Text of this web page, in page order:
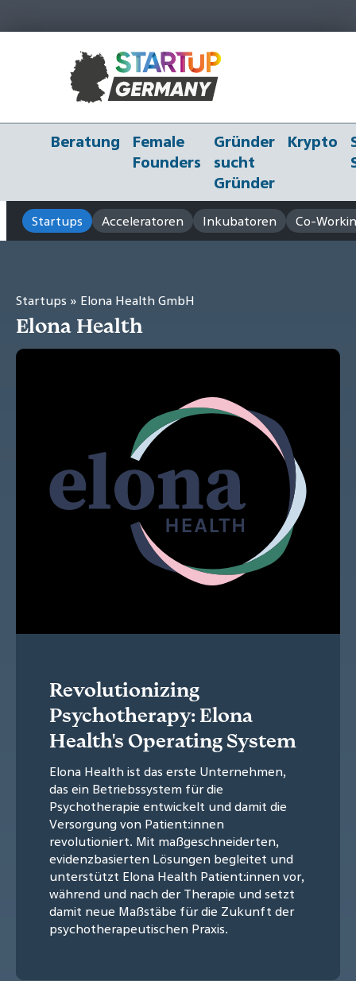
Beratung
Female
Founders
Gründer
sucht
Gründer
Krypto
Startups Acceleratoren Inkubatoren Co-
Startups » Elona Health GmbH
Elona Health
Revolutionizing
Psychotherapy: Elona
Health's Operating System
Elona Health ist das erste Unternehmen,
das ein Betriebssystem für die
Psychotherapie entwickelt und damit die
Versorgung von Patient:innen
revolutioniert. Mit maßgeschneiderten,
evidenzbasierten Lösungen begleitet und
unterstützt Elona Health Patient:innen vor,
während und nach der Therapie und setzt
damit neue Maßstäbe für die Zukunft der
psychotherapeutischen Praxis.